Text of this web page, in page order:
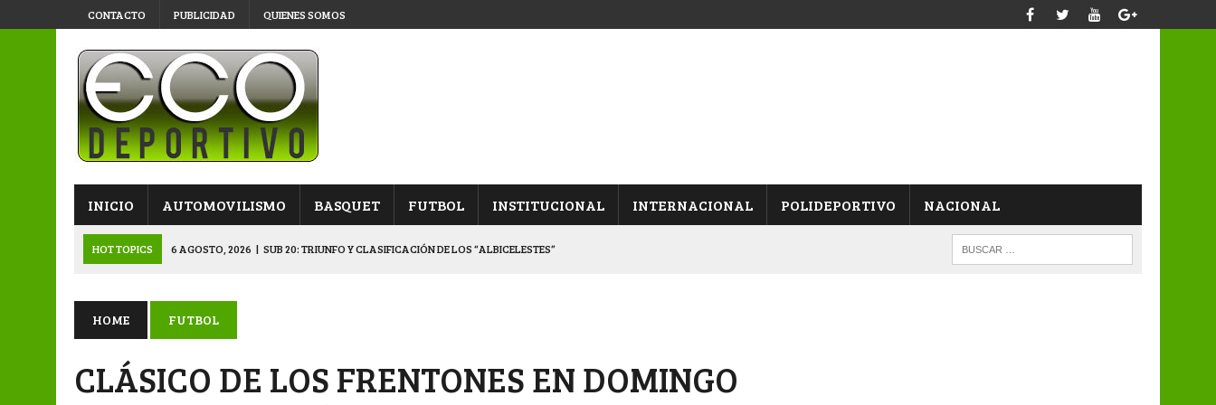
CONTACTO PUBLICIDAD QUIENES SOMOS
INICIO AUTOMOVILISMO BASQUET FUTBOL INSTITUCIONAL INTERNACIONAL POLIDEPORTIVO NACIONAL
HOT TOPICS 6 AGOSTO, 2026 | SUB 20: TRIUNFO Y CLASIFICACIÓN DE LOS “ALBICELESTES”
5 AGOSTO, 2026 | NAPENAY-BELGRANO Y SPORTIVO-MONTENEGRINA, POR EL PASE A “SEMIS”
6 AGOSTO, 2026 | APERTURA: ARSENAL, EN DOBLE JORNADA CON CACU Y CANALLAS
HOME FUTBOL
CLÁSICO DE LOS FRENTONES EN DOMINGO